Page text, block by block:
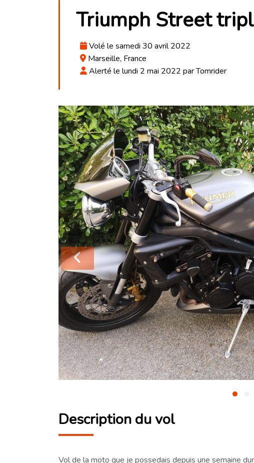
Triumph Street
Volé le samedi 30 avril 2022
Marseille, France
Alerté le lundi 2 mai 2022 par Tomrider
Description du vol
Vol de la moto que je possedais depuis une semaine